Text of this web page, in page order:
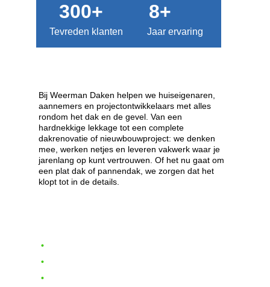
Bij Weerman Daken helpen we huiseigenaren,
aannemers en projectontwikkelaars met alles
rondom het dak en de gevel. Van een
hardnekkige lekkage tot een complete
dakrenovatie of nieuwbouwproject: we denken
mee, werken netjes en leveren vakwerk waar je
jarenlang op kunt vertrouwen. Of het nu gaat om
een plat dak of pannendak, we zorgen dat het
klopt tot in de details.
300+ 8+
Jaar ervaring
Tevreden klanten
•
•
•